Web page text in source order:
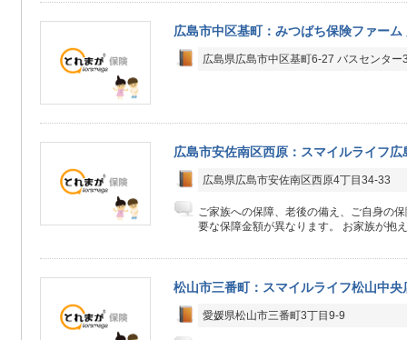
広島市中区基町：みつばち保険ファー
広島県広島市中区基町6-27 バスセンター
広島市安佐南区西原：スマイルライフ広
広島県広島市安佐南区西原4丁目34-33
ご家族への保障、老後の備え、ご自身の
要な保障金額が異なります。 お家族が抱
松山市三番町：スマイルライフ松山中央
愛媛県松山市三番町3丁目9-9